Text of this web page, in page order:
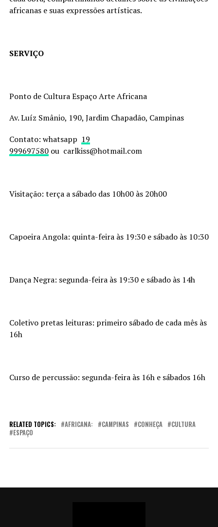
africanas e suas expressões artísticas.
SERVIÇO
Ponto de Cultura Espaço Arte Africana
Av. Luíz Smânio, 190, Jardim Chapadão, Campinas
Contato: whatsapp 19
999697580ou carlkiss@hotmail.com
Visitação: terça a sábado das 10h00 às 20h00
Capoeira Angola: quinta-feira às 19:30 e sábado às 10:30
Dança Negra: segunda-feira às 19:30 e sábado às 14h
Coletivo pretas leituras: primeiro sábado de cada mês às
16h
Curso de percussão: segunda-feira às 16h e sábados 16h
RELATED TOPICS: AFRICANA: CAMPINAS CONHEÇA
CULTURA
ESPAÇO